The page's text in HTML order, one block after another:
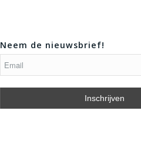
Neem de nieuwsbrief!